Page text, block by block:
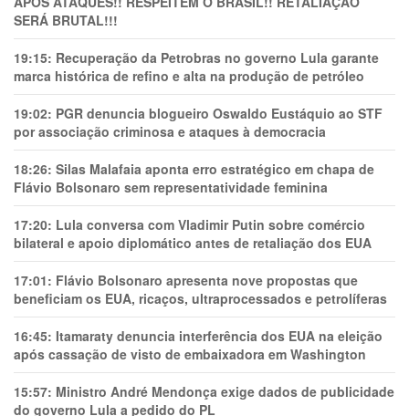
SERÁ BRUTAL!!!
19:15: Recuperação da Petrobras no governo Lula garante
marca histórica de refino e alta na produção de petróleo
19:02: PGR denuncia blogueiro Oswaldo Eustáquio ao STF
por associação criminosa e ataques à democracia
18:26: Silas Malafaia aponta erro estratégico em chapa de
Flávio Bolsonaro sem representatividade feminina
17:20: Lula conversa com Vladimir Putin sobre comércio
bilateral e apoio diplomático antes de retaliação dos EUA
17:01: Flávio Bolsonaro apresenta nove propostas que
beneficiam os EUA, ricaços, ultraprocessados e petrolíferas
16:45: Itamaraty denuncia interferência dos EUA na eleição
após cassação de visto de embaixadora em Washington
15:57: Ministro André Mendonça exige dados de publicidade
do governo Lula a pedido do PL